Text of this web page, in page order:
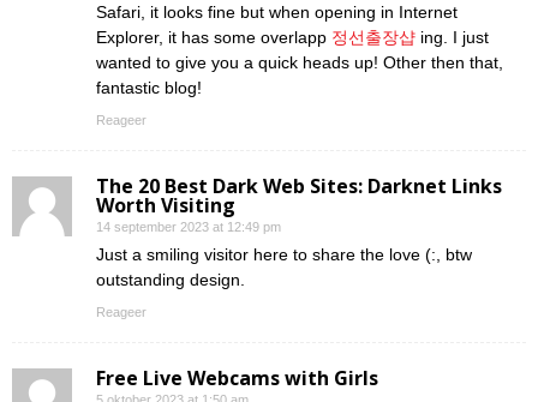
Safari, it looks fine but when opening in Internet
Explorer, it has some overlapp 정선출장샵 ing. I just
wanted to give you a quick heads up! Other then that,
fantastic blog!
Reageer
The 20 Best Dark Web Sites: Darknet Links
Worth Visiting
14 september 2023 at 12:49 pm
Just a smiling visitor here to share the love (:, btw
outstanding design.
Reageer
Free Live Webcams with Girls